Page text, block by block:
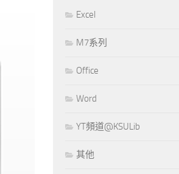
Excel
M7系列
Office
Word
YT頻道@KSULib
其他